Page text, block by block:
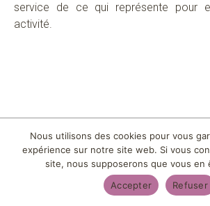
service de ce qui représente pour
activité.
Nous utilisons des cookies pour vous
expérience sur notre site web. Si vous
site, nous supposerons que vous en
Accepter
Refuser